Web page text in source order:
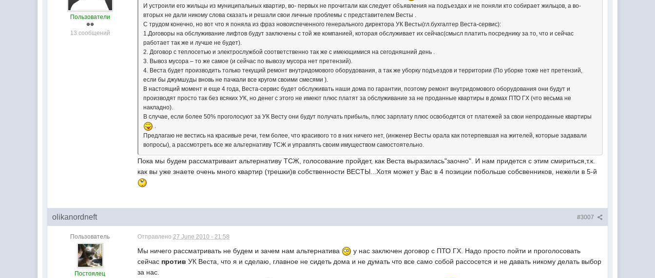
Пользователи
13 сообщений
И устроили его жильцы из муниципальных квартир, во- первых не прочитали как следует объявления на подъездах и не поняли кто собирает жильцов, а во-
вторых не дали никому слова сказать и решали свои личные проблемы с представителем Весты .
С трудом конечно, но вот что я поняла из фраз новоиспеченного генерального директора УК Весты(гл.бухгалтер Веста-сервис):
1.Договоры на обслуживание лифтов будут заключены с той же компанией, которая обслуживает их сейчас(смысл платить посреднику за то, что и сейчас
работает так же и лучше не будет).
2. Договор с теплосетью и электрослужбой соответственно так же с имеющимися на сегодняшний день .
3. Вывоз мусора – то же самое (и сейчас по вывозу мусора нет претензий).
4. Веста будет производить только текущий ремонт внутридомового оборудования, а так же уборку подъездов и территории (По уборке тоже нет претензий,
если бы джумшуды вновь не пачкали все кругом своими смесями ).
В настоящий момент и еще 4 года, Веста-сервис будет обслуживать наши дома по гарантии, поэтому ремонт внутридомового оборудования они будут и
производят просто так без всяких УК, но денег с этого не имеют плюс платят за обслуживание за не проданные квартиры в домах ПТО ГХ (что весьма не
накладно).
В случае, если более 50% проголосуют за УК Весту они будут получать прибыль, плюс зарплату плюс освободятся от платежей за свои непроданные квартиры
Предлагаю не вестись на красивые речи, тем более, что красивого то в них ничего нет, (инженер Весты орала как потерпевшая на жителей, которые задавали
вопросы), а рассмотреть все же альтернативу ТСЖ и управлять своим имуществом самостоятельно.
Пока мы будем рассматриваит альтернативу ТСЖ, голосование пройдет, как Веста выразилась"заочно". И нам придется с этим смириться,т.к.
как вы уже знаете очень много квартир (трешки)в собственности ВЕСТЫ...Хотя может у Вас в 4 позиции побольше собсвенников, нежели в 5-й
#3007
olikanordneft
Пользователь
Постоялец
Отправлено27 June 2010 - 21:58
Мы ничего рассматривать не будем и зачем нам альтернатива
у нас заключен договор с ПТО ГХ. Надо просто пойти и проголосовать
сейчас против УК Веста, что я и сделаю, главное не сидеть дома и не думать что все само собой рассосется и не давать никому делать выбор
за нас.